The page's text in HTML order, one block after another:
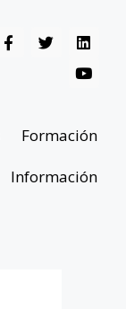
Formación
Información